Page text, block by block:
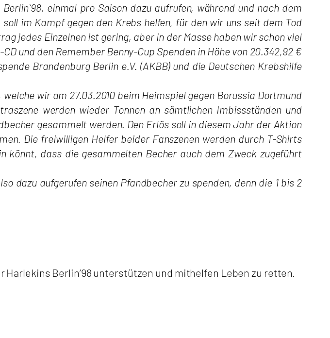
einmal pro Saison dazu aufrufen, während und nach dem
im Kampf gegen den Krebs helfen, für den wir uns seit dem Tod
jedes Einzelnen ist gering, aber in der Masse haben wir schon viel
und den Remember Benny-Cup Spenden in Höhe von 20.342,92 €
Brandenburg Berlin e.V. (AKBB) und die Deutschen Krebshilfe
wir am 27.03.2010 beim Heimspiel gegen Borussia Dortmund
werden wieder Tonnen an sämtlichen Imbissständen und
gesammelt werden. Den Erlös soll in diesem Jahr der Aktion
Die freiwilligen Helfer beider Fanszenen werden durch T-Shirts
könnt, dass die gesammelten Becher auch dem Zweck zugeführt
dazu aufgerufen seinen Pfandbecher zu spenden, denn die 1 bis 2
Berlin’98 unterstützen und mithelfen Leben zu retten.